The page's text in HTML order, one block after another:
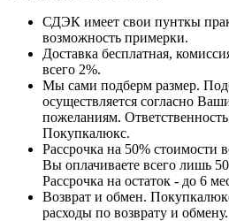
СДЭК имеет свои пунткы
возможность примерки.
Доставка бесплатная,
всего 2%.
Мы сами подберм размер.
осуществляется согласно
пожеланиям.
Покупкалюкс.
Рассрочка на 50% стоимости
Вы оплачиваете всего лишь
Рассрочка на остаток - до 6
Возврат и обмен.
расходы по возврату и обмену.